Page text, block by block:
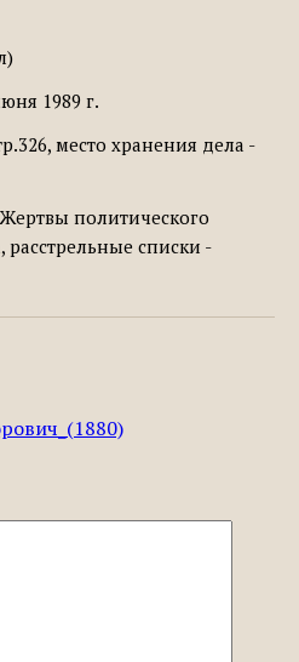
1989 г.
место хранения дела -
политического
списки -